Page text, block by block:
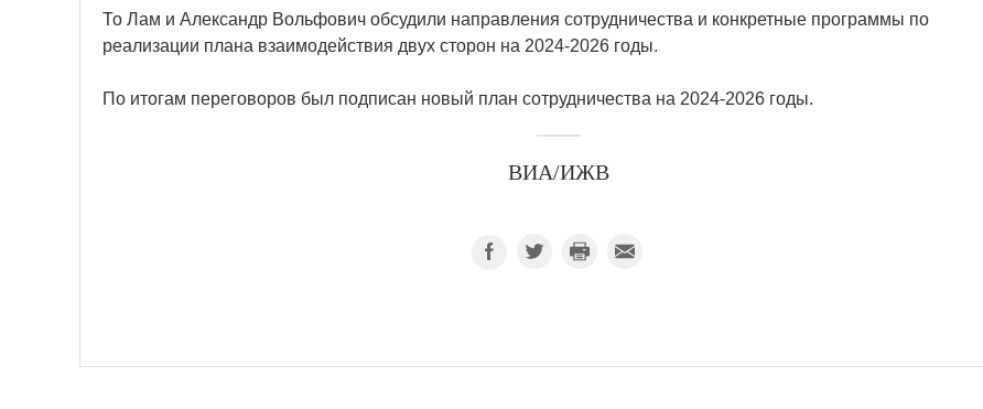
То Лам и Александр Вольфович обсудили направления сотрудничества и конкретные программы по
реализации плана взаимодействия двух сторон на 2024-2026 годы.
По итогам переговоров был подписан новый план сотрудничества на 2024-2026 годы.
ВИА/ИЖВ